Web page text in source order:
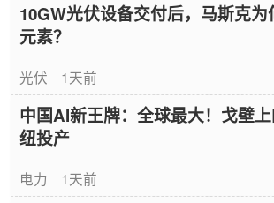
10GW光伏设备交付后，马斯克
元素？
光伏 1天前
中国AI新王牌：全球最大！戈壁
纽投产
电力 1天前